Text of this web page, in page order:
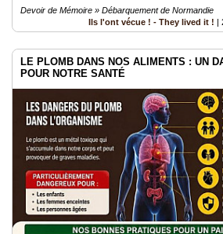
Devoir de Mémoire » Débarquement de Normandie
Ils l'ont vécue ! - They lived it ! |
LE PLOMB DANS NOS ALIMENTS : UN
POUR NOTRE SANTÉ